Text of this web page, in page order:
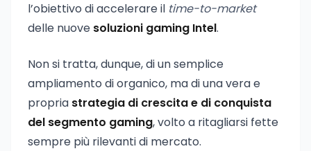
l’obiettivo di accelerare il time-to-market
delle nuove soluzioni gaming Intel.
Non si tratta, dunque, di un semplice
ampliamento di organico, ma di una vera e
propria strategia di crescita e di conquista
del segmento gaming, volto a ritagliarsi fette
sempre più rilevanti di mercato.